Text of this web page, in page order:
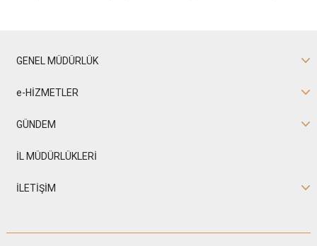
GENEL MÜDÜRLÜK
e-HİZMETLER
GÜNDEM
İL MÜDÜRLÜKLERİ
İLETİŞİM